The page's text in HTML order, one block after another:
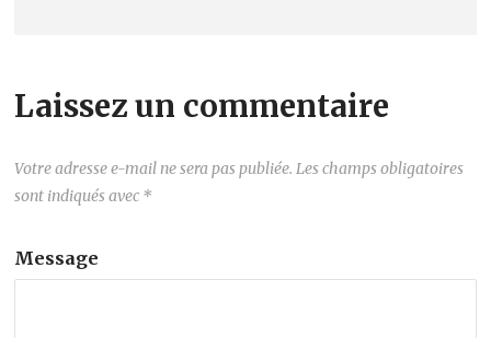
Laissez un commentaire
Votre adresse e-mail ne sera pas publiée. Les champs obligatoires
sont indiqués avec *
Message